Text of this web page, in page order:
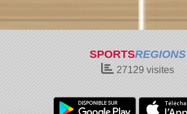
SPORTSREGIONS
27129 visites